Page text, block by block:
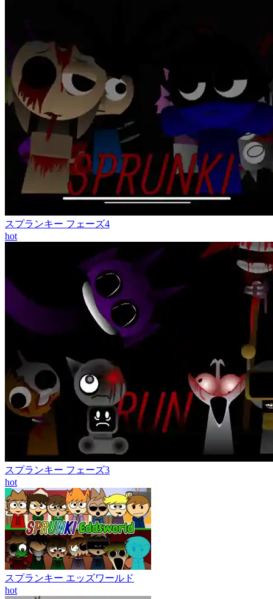
スプランキー フェーズ4
hot
スプランキー フェーズ3
hot
スプランキー エッズワールド
hot